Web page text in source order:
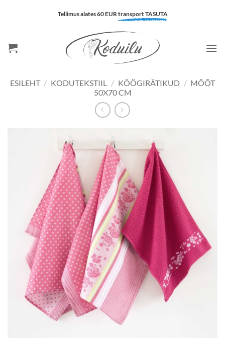
Tellimus alates 60 EUR transport TASUTA
ESILEHT / KODUTEKSTIIL / KÖÖGIRÄTIKUD / MÕÕT
50X70 CM